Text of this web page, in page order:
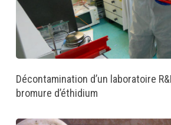
Décontamination d’un laboratoire
bromure d’éthidium